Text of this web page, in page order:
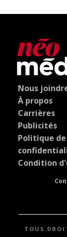
Nous
À propos
Carrières
Publicités
Politique de
Condition
TOUS